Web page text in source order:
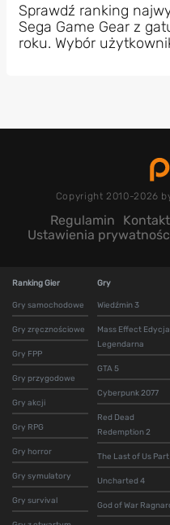
Sprawdź ranking
Sega Game Gear z
roku. Wybór
Copyright 2010-2026
Regulamin Kontakt
Ustawienia
Ranking Gier
Gry samochodowe
Gry zręcznościowe
Gry FPP
Gry przygodowe
Gry akcji
Gry RPG
Gry horror
Gry symulatory
Gry survival
Gry
Wiedźmin 3
Mass Effect Edycja
Legendarna
GTA 5
Cyberpunk 2077
Red Dead
Redemption 2
The Last of Us Part
Uncharted 4
God of War